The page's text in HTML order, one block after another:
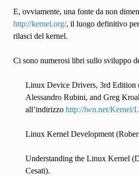
E, ovviamente, una fonte da non
http://kernel.org/, il luogo definitivo
rilasci del kernel.
Ci sono numerosi libri sullo sviluppo
Linux Device Drivers, 3rd Edition
Alessandro Rubini, and Greg
all’indirizzo http://lwn.net/Kernel/
Linux Kernel Development
Understanding the Linux Kernel
Cesati).